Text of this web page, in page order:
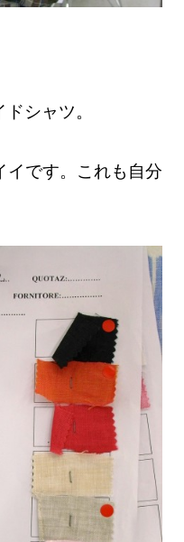
シャツ。
です。これも自分